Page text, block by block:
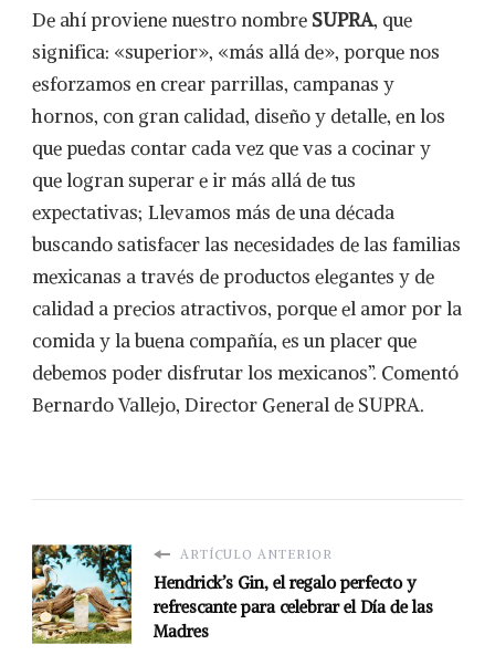
De ahí proviene nuestro nombreSUPRA, que
significa: «superior», «más allá de», porque nos
esforzamos en crear parrillas, campanas y
hornos, con gran calidad, diseño y detalle, en los
que puedas contar cada vez que vas a cocinar y
que logran superar e ir más allá de tus
expectativas; Llevamos más de una década
buscando satisfacer las necesidades de las familias
mexicanas a través de productos elegantes y de
calidad a precios atractivos, porque el amor por la
comida y la buena compañía, es un placer que
debemos poder disfrutar los mexicanos”. Comentó
Bernardo Vallejo, Director General de SUPRA.
ARTÍCULO ANTERIOR
Hendrick’s Gin, el regalo perfecto y
refrescante para celebrar el Día de las
Madres